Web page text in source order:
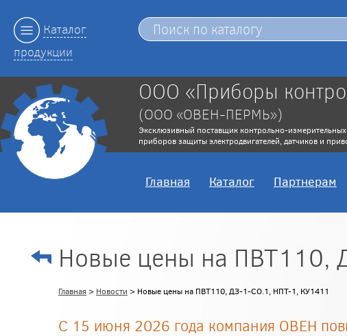
Каталог
продукции
ООО «Приборы
(ООО «ОВЕН-ПЕРМЬ»)
Эксклюзивный поставщик контрольно-
приборов защиты электродвигателей, датчиков и
Главная Каталог Партнерам
Новые цены на
Главная > Новости > Новые цены на ПВТ110, ДЗ-1-СО.1, НПТ-1, КУ1411
С 15 июня 2026 года компания ОВЕН